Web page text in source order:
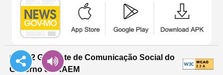
© 2022 Gabinete de Comunicação Social do
Governo da RAEM